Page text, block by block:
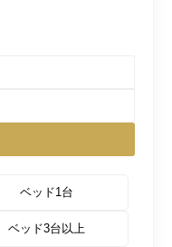
ベッド1台
ベッド3台以上